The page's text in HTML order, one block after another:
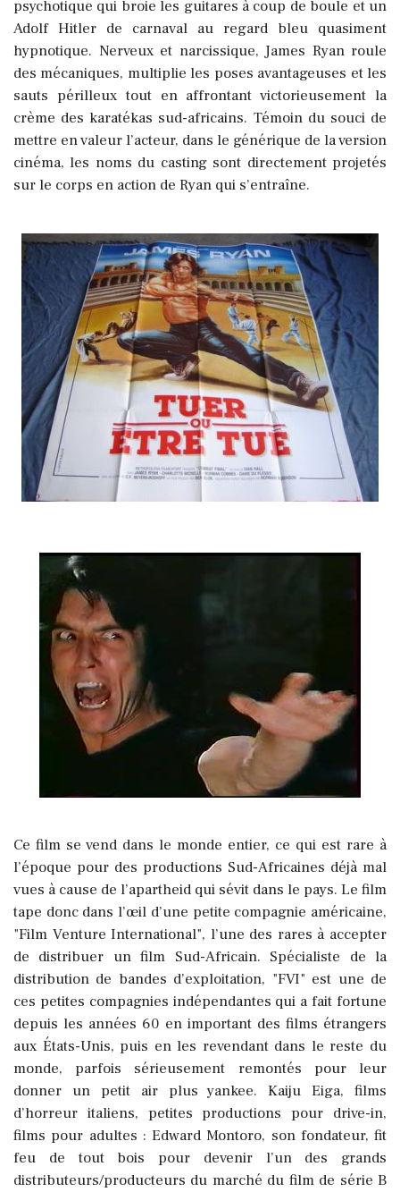
psychotique qui broie les guitares à coup de boule et un
Adolf Hitler de carnaval au regard bleu quasiment
hypnotique. Nerveux et narcissique, James Ryan roule
des mécaniques, multiplie les poses avantageuses et les
sauts périlleux tout en affrontant victorieusement la
crème des karatékas sud-africains. Témoin du souci de
mettre en valeur l’acteur, dans le générique de la version
cinéma, les noms du casting sont directement projetés
sur le corps en action de Ryan qui s’entraîne.
Ce film se vend dans le monde entier, ce qui est rare à
l’époque pour des productions Sud-Africaines déjà mal
vues à cause de l’apartheid qui sévit dans le pays. Le film
tape donc dans l’œil d’une petite compagnie américaine,
"Film Venture International", l’une des rares à accepter
de distribuer un film Sud-Africain. Spécialiste de la
distribution de bandes d’exploitation, "FVI" est une de
ces petites compagnies indépendantes qui a fait fortune
depuis les années 60 en important des films étrangers
aux États-Unis, puis en les revendant dans le reste du
monde, parfois sérieusement remontés pour leur
donner un petit air plus yankee. Kaiju Eiga, films
d’horreur italiens, petites productions pour drive-in,
films pour adultes : Edward Montoro, son fondateur, fit
feu de tout bois pour devenir l’un des grands
distributeurs/producteurs du marché du film de série B